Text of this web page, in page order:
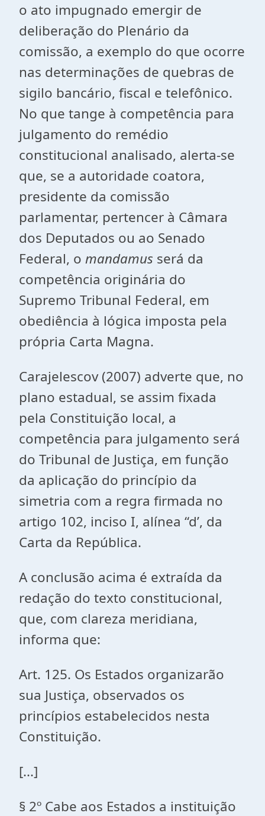
o ato impugnado emergir de
deliberação do Plenário da
comissão, a exemplo do que ocorre
nas determinações de quebras de
sigilo bancário, fiscal e telefônico.
No que tange à competência para
julgamento do remédio
constitucional analisado, alerta-se
que, se a autoridade coatora,
presidente da comissão
parlamentar, pertencer à Câmara
dos Deputados ou ao Senado
Federal, o mandamus será da
competência originária do
Supremo Tribunal Federal, em
obediência à lógica imposta pela
própria Carta Magna.
Carajelescov (2007) adverte que, no
plano estadual, se assim fixada
pela Constituição local, a
competência para julgamento será
do Tribunal de Justiça, em função
da aplicação do princípio da
simetria com a regra firmada no
artigo 102, inciso I, alínea “d’, da
Carta da República.
A conclusão acima é extraída da
redação do texto constitucional,
que, com clareza meridiana,
informa que:
Art. 125. Os Estados organizarão
sua Justiça, observados os
princípios estabelecidos nesta
Constituição.
[...]
§ 2º Cabe aos Estados a instituição